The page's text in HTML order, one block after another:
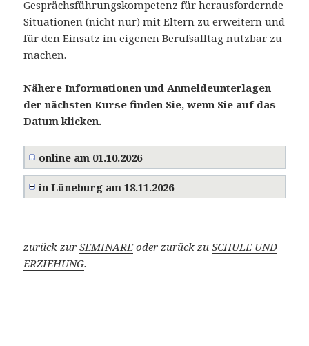
Gesprächsführungskompetenz für herausfordernde
Situationen (nicht nur) mit Eltern zu erweitern und
für den Einsatz im eigenen Berufsalltag nutzbar zu
machen.
Nähere Informationen und Anmeldeunterlagen
der nächsten Kurse finden Sie, wenn Sie auf das
Datum klicken.
online am 01.10.2026
in Lüneburg am 18.11.2026
zurück zurSEMINAREoder zurück zuSCHULE UND
ERZIEHUNG.